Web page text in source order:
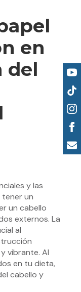
en
del
y las
un
un cabello
externos. La
al
vibrante. Al
en tu dieta,
cabello y